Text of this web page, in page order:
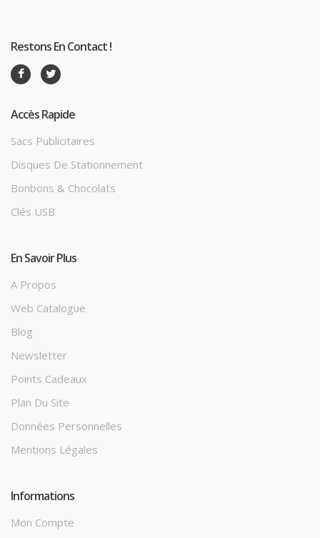
Restons En Contact !
Accès Rapide
Sacs Publicitaires
Disques De Stationnement
Bonbons & Chocolats
Clés USB
En Savoir Plus
A Propos
Web Catalogue
Blog
Newsletter
Points Cadeaux
Plan Du Site
Données Personnelles
Mentions Légales
Informations
Mon Compte